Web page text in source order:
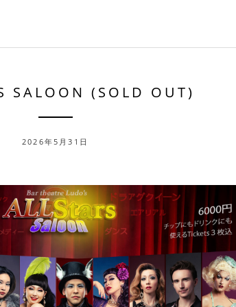
SALOON (SOLD OUT)
2026年5月31日